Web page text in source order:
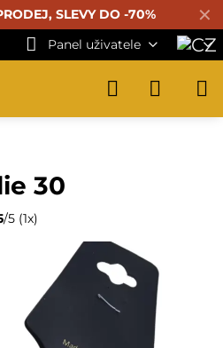
✕
SLEVY DO -70%
Panel uživatele
30
/5 (1x)